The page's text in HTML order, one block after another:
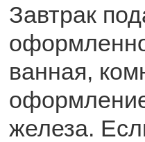
Завтрак
ванная,
железа.